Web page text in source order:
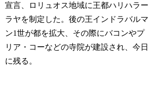
宣言、ロリュオス地域に王都ハリハラー
ラヤを制定した。後の王インドラバルマ
ン1世が都を拡大、その際にバコンやプ
リア・コーなどの寺院が建設され、今日
に残る。